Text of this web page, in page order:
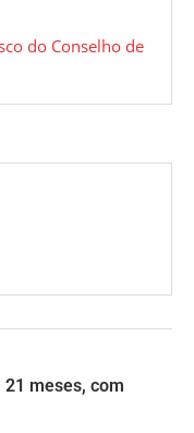
do Conselho de
meses, com